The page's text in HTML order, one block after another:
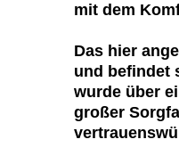
mit dem
Das hier
und befindet
wurde über
großer